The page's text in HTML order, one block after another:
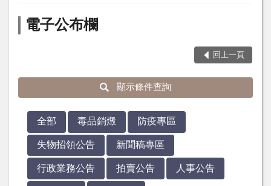
電子公布欄
回上一頁
顯示條件查詢
全部 毒品銷燬 防疫專區
失物招領公告 新聞稿專區
行政業務公告 拍賣公告 人事公告